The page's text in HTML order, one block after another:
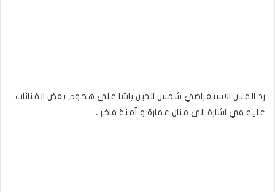
رد الفنان الاستعراضي شمس الدين باشا على هجوم بعض الفنانات
عليه في اشارة الى منال عمارة و آمنة فاخر .